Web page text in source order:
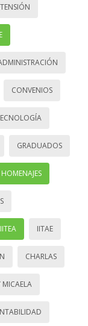
CONVENIOS
GRADUADOS
HOMENAJES
IITEA IITAE
CHARLAS
MICAELA